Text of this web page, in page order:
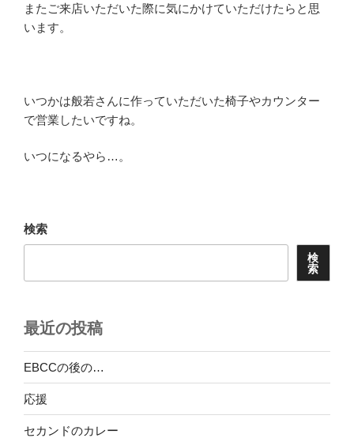
またご来店いただいた際に気にかけていただけたらと思
います。
いつかは般若さんに作っていただいた椅子やカウンター
で営業したいですね。
いつになるやら…。
検索
検
索
最近の投稿
EBCCの後の…
応援
セカンドのカレー